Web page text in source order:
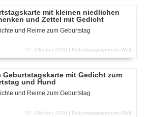
mit kleinen niedlichen
und Zettel mit Gedicht
und Reime zum Geburtstag
27. Oktober 2016 | Geburtstagssprüche-Welt
Geburtstagskarte mit Gedicht zum
und Hund
und Reime zum Geburtstag
27. Oktober 2016 | Geburtstagssprüche-Welt